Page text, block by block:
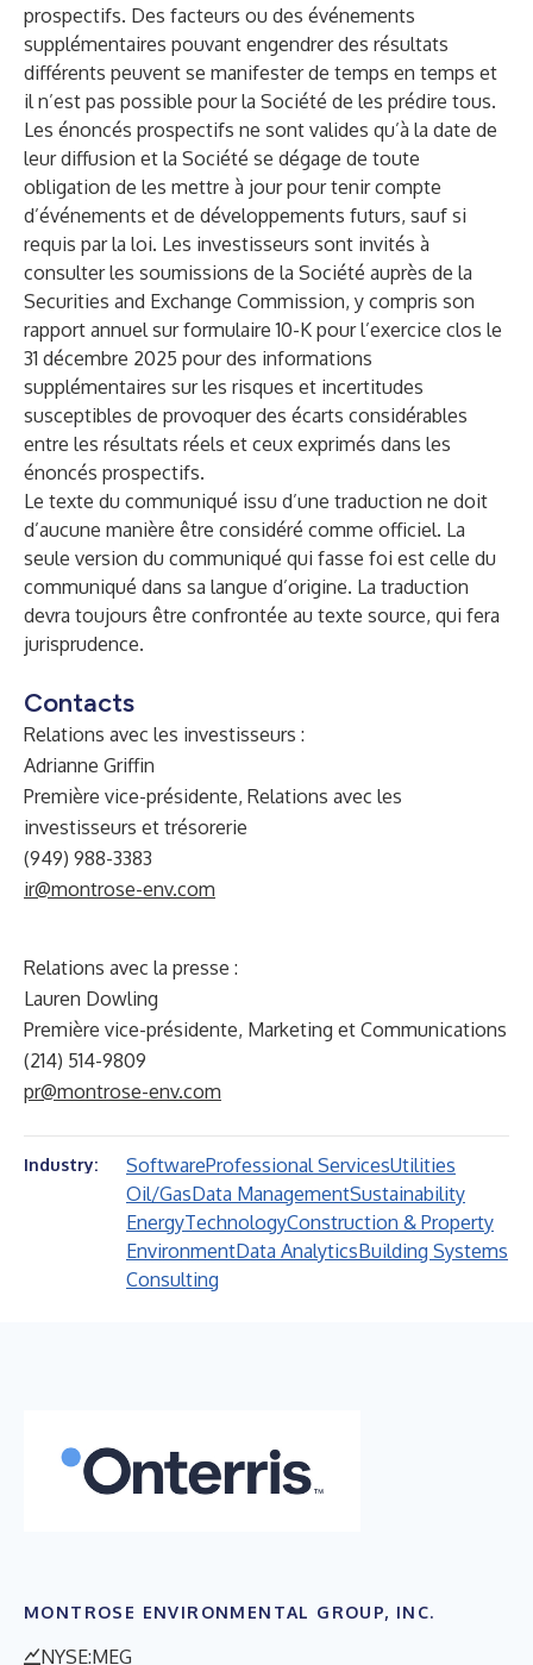
prospectifs. Des facteurs ou des événements
supplémentaires pouvant engendrer des résultats
différents peuvent se manifester de temps en temps et
il n’est pas possible pour la Société de les prédire tous.
Les énoncés prospectifs ne sont valides qu’à la date de
leur diffusion et la Société se dégage de toute
obligation de les mettre à jour pour tenir compte
d’événements et de développements futurs, sauf si
requis par la loi. Les investisseurs sont invités à
consulter les soumissions de la Société auprès de la
Securities and Exchange Commission, y compris son
rapport annuel sur formulaire 10-K pour l’exercice clos le
31 décembre 2025 pour des informations
supplémentaires sur les risques et incertitudes
susceptibles de provoquer des écarts considérables
entre les résultats réels et ceux exprimés dans les
énoncés prospectifs.
Le texte du communiqué issu d’une traduction ne doit
d’aucune manière être considéré comme officiel. La
seule version du communiqué qui fasse foi est celle du
communiqué dans sa langue d’origine. La traduction
devra toujours être confrontée au texte source, qui fera
jurisprudence.
Contacts
Relations avec les investisseurs :
Adrianne Griffin
Première vice-présidente, Relations avec les
investisseurs et trésorerie
(949) 988-3383
ir@montrose-env.com
Relations avec la presse :
Lauren Dowling
Première vice-présidente, Marketing et Communications
(214) 514-9809
pr@montrose-env.com
Industry: SoftwareProfessional ServicesUtilities
Oil/GasData ManagementSustainability
EnergyTechnologyConstruction & Property
EnvironmentData AnalyticsBuilding Systems
Consulting
MONTROSE ENVIRONMENTAL GROUP, INC.
NYSE:MEG